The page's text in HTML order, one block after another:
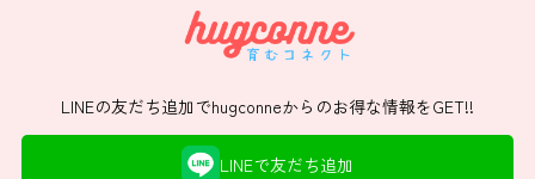
LINEの友だち追加でhugconneからのお得な情報をGET!!
LINEで友だち追加